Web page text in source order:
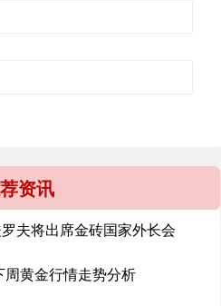
资讯
夫将出席金砖国家外长会
黄金行情走势分析